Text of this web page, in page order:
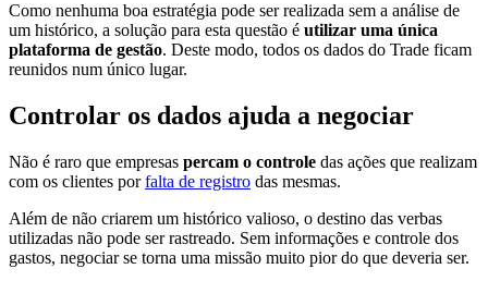
Como nenhuma boa estratégia pode ser realizada sem a análise de
um histórico, a solução para esta questão é utilizar uma única
plataforma de gestão. Deste modo, todos os dados do Trade ficam
reunidos num único lugar.
Controlar os dados ajuda a negociar
Não é raro que empresas percam o controle das ações que realizam
com os clientes porfalta de registro das mesmas.
Além de não criarem um histórico valioso, o destino das verbas
utilizadas não pode ser rastreado. Sem informações e controle dos
gastos, negociar se torna uma missão muito pior do que deveria ser.